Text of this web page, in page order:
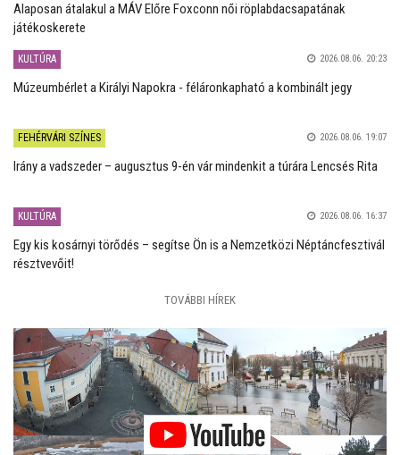
Alaposan átalakul a MÁV Előre Foxconn női röplabdacsapatának
játékoskerete
KULTÚRA 2026.08.06. 20:23
Múzeumbérlet a Királyi Napokra - féláronkapható a kombinált jegy
FEHÉRVÁRI SZÍNES 2026.08.06. 19:07
Irány a vadszeder – augusztus 9-én vár mindenkit a túrára Lencsés Rita
KULTÚRA 2026.08.06. 16:37
Egy kis kosárnyi törődés – segítse Ön is a Nemzetközi Néptáncfesztivál
résztvevőit!
TOVÁBBI HÍREK